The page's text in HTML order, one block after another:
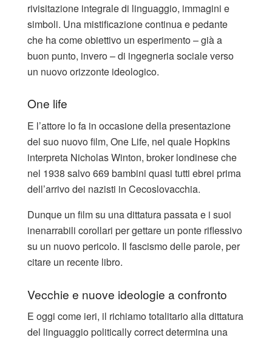
rivisitazione integrale di linguaggio, immagini e
simboli. Una mistificazione continua e pedante
che ha come obiettivo un esperimento – già a
buon punto, invero – di ingegneria sociale verso
un nuovo orizzonte ideologico.
One life
E l’attore lo fa in occasione della presentazione
del suo nuovo film, One Life, nel quale Hopkins
interpreta Nicholas Winton, broker londinese che
nel 1938 salvo 669 bambini quasi tutti ebrei prima
dell’arrivo dei nazisti in Cecoslovacchia.
Dunque un film su una dittatura passata e i suoi
inenarrabili corollari per gettare un ponte riflessivo
su un nuovo pericolo. Il fascismo delle parole, per
citare un recente libro.
Vecchie e nuove ideologie a confronto
E oggi come ieri, il richiamo totalitario alla dittatura
del linguaggio politically correct determina una